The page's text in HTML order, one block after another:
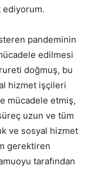
ediyorum.
pandeminin
edilmesi
doğmuş, bu
hizmet işçileri
mücadele etmiş,
uzun ve tüm
ve sosyal hizmet
gerektiren
tarafından